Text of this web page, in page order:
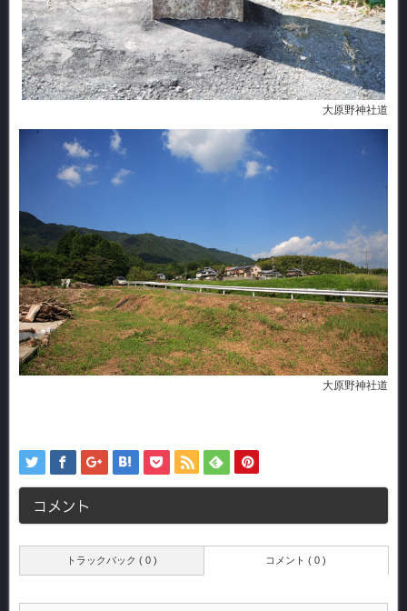
大原野神社道
大原野神社道
コメント
トラックバック ( 0 ) コメント ( 0 )